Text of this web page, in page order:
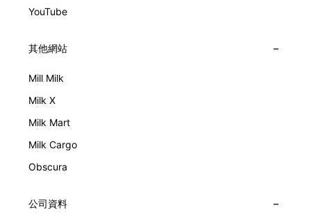
YouTube
其他網站
Mill Milk
Milk X
Milk Mart
Milk Cargo
Obscura
公司資料